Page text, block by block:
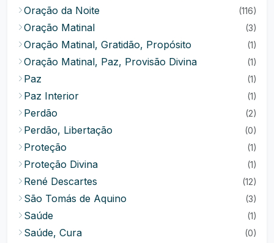
Oração da Noite (116)
Oração Matinal (3)
Oração Matinal, Gratidão, Propósito (1)
Oração Matinal, Paz, Provisão Divina (1)
Paz (1)
Paz Interior (1)
Perdão (2)
Perdão, Libertação (0)
Proteção (1)
Proteção Divina (1)
René Descartes (12)
São Tomás de Aquino (3)
Saúde (1)
Saúde, Cura (0)